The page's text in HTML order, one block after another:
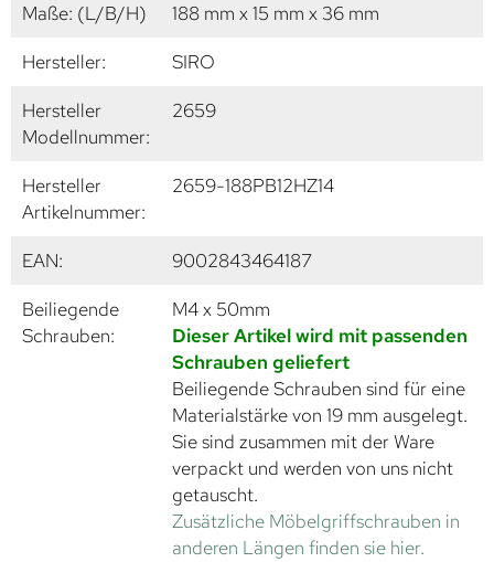
Maße: (L/B/H)
188 mm x 15 mm x 36 mm
Hersteller:
SIRO
Hersteller
Modellnummer:
2659
Hersteller
Artikelnummer:
2659-188PB12HZ14
EAN:
9002843464187
Beiliegende
Schrauben:
M4 x 50mm
Dieser Artikel wird mit passenden
Schrauben geliefert
Beiliegende Schrauben sind für eine
Materialstärke von 19 mm ausgelegt.
Sie sind zusammen mit der Ware
verpackt und werden von uns nicht
getauscht.
Zusätzliche Möbelgriffschrauben in
anderen Längen finden sie hier.